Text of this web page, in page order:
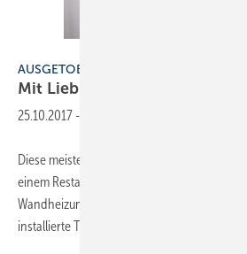
AUSGETOBT
Mit Liebe zum
25.10.2017 -
Diese meisterhafte Installation habe ich
einem Restaurant entdeckt. Im ersten
Wandheizung auf Putz. Aber es ist
installierte Trinkwasserinstallation.